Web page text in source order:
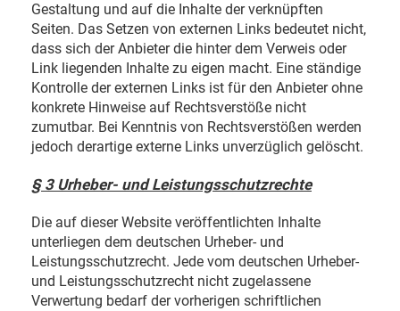
Gestaltung und auf die Inhalte der verknüpften
Seiten. Das Setzen von externen Links bedeutet nicht,
dass sich der Anbieter die hinter dem Verweis oder
Link liegenden Inhalte zu eigen macht. Eine ständige
Kontrolle der externen Links ist für den Anbieter ohne
konkrete Hinweise auf Rechtsverstöße nicht
zumutbar. Bei Kenntnis von Rechtsverstößen werden
jedoch derartige externe Links unverzüglich gelöscht.
§ 3 Urheber- und Leistungsschutzrechte
Die auf dieser Website veröffentlichten Inhalte
unterliegen dem deutschen Urheber- und
Leistungsschutzrecht. Jede vom deutschen Urheber-
und Leistungsschutzrecht nicht zugelassene
Verwertung bedarf der vorherigen schriftlichen